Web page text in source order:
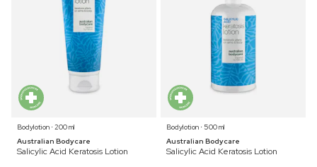
Bodylotion ⋅ 200 ml
Australian Bodycare
Salicylic Acid Keratosis Lotion
Bodylotion ⋅ 500 ml
Australian Bodycare
Salicylic Acid Keratosis Lotion